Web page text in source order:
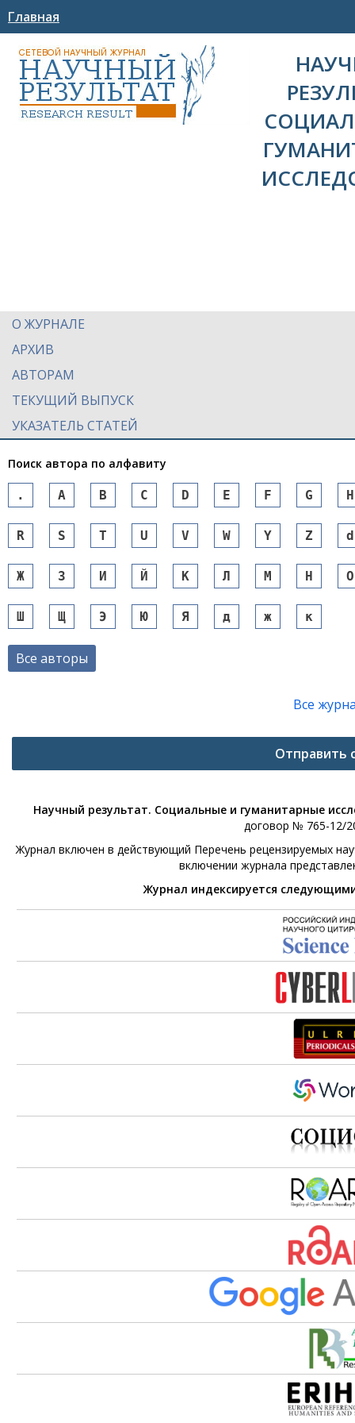
Главная
О ЖУРНАЛЕ
АРХИВ
АВТОРАМ
ТЕКУЩИЙ ВЫПУСК
УКАЗАТЕЛЬ СТАТЕЙ
Поиск автора по алфавиту
. A B C D E F G H
R S T U V W Y Z d
Ж З И Й К Л М Н О
Ш Щ Э Ю Я д ж к
Все авторы
Все
Отправить
Научный результат. Социальные и гуманитарные
договор № 765-12/
Журнал включен в действующий Перечень рецензируемых
включении журнала
Журнал индексируется